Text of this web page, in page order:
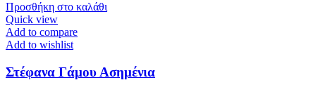
Προσθήκη στο καλάθι
Quick view
Add to compare
Add to wishlist
Στέφανα Γάμου Ασημένια